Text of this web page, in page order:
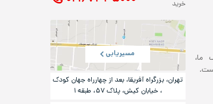
ما،
خرید
مسیریابی
تهران، بزرگراه آفریقا، بعد از چهارراه جهان کودک
، خیابان کیش، پلاک ۵۷، طبقه ۱